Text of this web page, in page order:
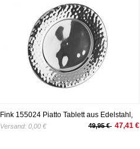
Fink 155024 Piatto Tablett aus Edelstahl,
Silber, 37 x 37 x 3 cm
Versand: 0,00 € 49,95 € 47,41 €